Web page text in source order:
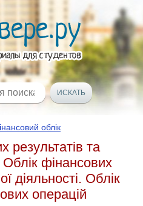
облік
результатів та
Облік фінансових
діяльності. Облік
операцій